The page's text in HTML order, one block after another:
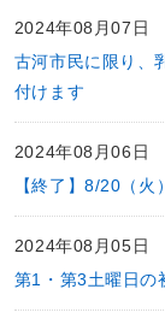
2024年08月07日
古河市民に限り、
付けます
2024年08月06日
【終了】8/20（
2024年08月05日
第1・第3土曜日の